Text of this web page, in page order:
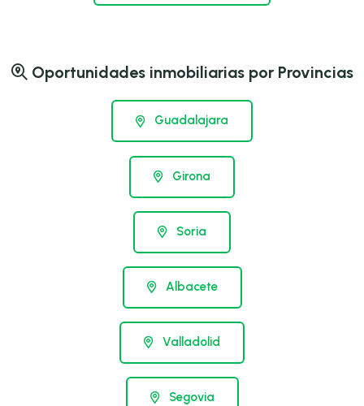
Oportunidades inmobiliarias por Provincias
Guadalajara
Girona
Soria
Albacete
Valladolid
Segovia